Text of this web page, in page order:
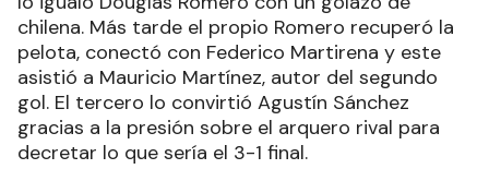
chilena. Más tarde el propio Romero recuperó la
pelota, conectó con Federico Martirena y este
asistió a Mauricio Martínez, autor del segundo
gol. El tercero lo convirtió Agustín Sánchez
gracias a la presión sobre el arquero rival para
decretar lo que sería el 3-1 final.